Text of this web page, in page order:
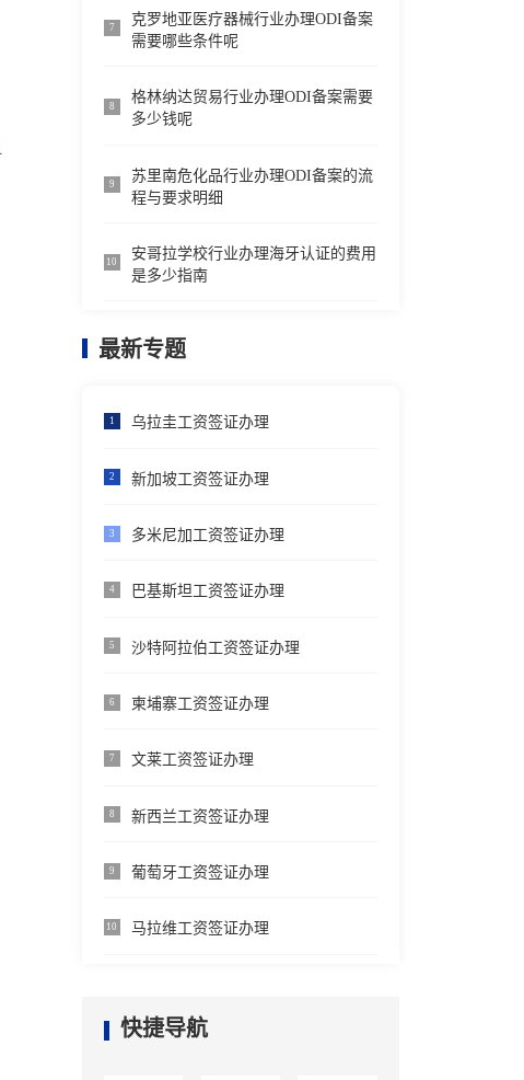
7
克罗地亚医疗器械行业办理ODI备案
需要哪些条件呢
8
格林纳达贸易行业办理ODI备案需要
多少钱呢
9
苏里南危化品行业办理ODI备案的流
程与要求明细
10
安哥拉学校行业办理海牙认证的费用
是多少指南
最新专题
1 乌拉圭工资签证办理
2 新加坡工资签证办理
3 多米尼加工资签证办理
4 巴基斯坦工资签证办理
5 沙特阿拉伯工资签证办理
6 柬埔寨工资签证办理
7 文莱工资签证办理
8 新西兰工资签证办理
9 葡萄牙工资签证办理
10 马拉维工资签证办理
快捷导航